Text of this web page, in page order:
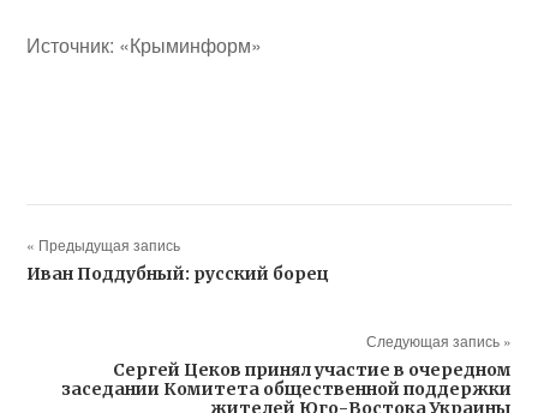
Источник: «Крыминформ»
« Предыдущая запись
Иван Поддубный: русский борец
Следующая запись »
Сергей Цеков принял участие в очередном
заседании Комитета общественной поддержки
жителей Юго-Востока Украины